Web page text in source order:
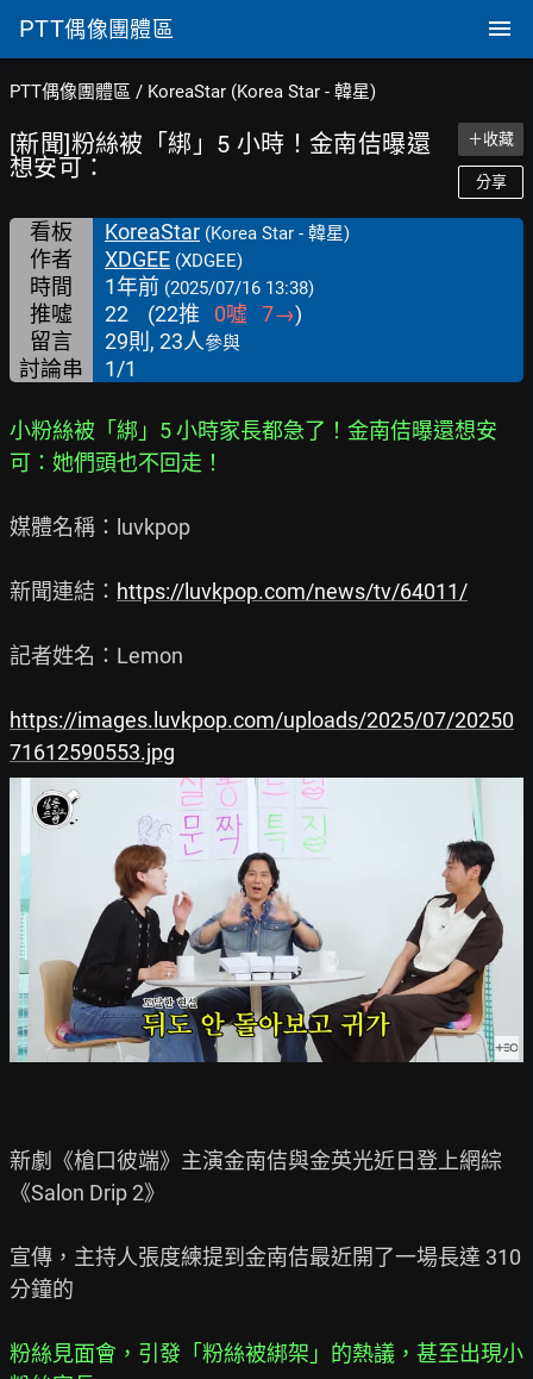
PTT偶像團體區
PTT偶像團體區 / KoreaStar (Korea Star - 韓星)
[新聞]粉絲被「綁」5 小時！金南佶曝還
想安可：
＋收藏
分享
看板 KoreaStar (Korea Star - 韓星)
作者 XDGEE (XDGEE)
時間 1年前 (2025/07/16 13:38)
推噓 22 (22推 0噓 7→)
留言
29則, 23人參與
討論串 1/1
小粉絲被「綁」5 小時家長都急了！金南佶曝還想安
可：她們頭也不回走！
媒體名稱：luvkpop
新聞連結： https://luvkpop.com/news/tv/64011/
記者姓名：Lemon
https://images.luvkpop.com/uploads/2025/07/20250
71612590553.jpg
新劇《槍口彼端》主演金南佶與金英光近日登上網綜
《Salon Drip 2》
宣傳，主持人張度練提到金南佶最近開了一場長達 310
分鐘的
粉絲見面會，引發「粉絲被綁架」的熱議，甚至出現小